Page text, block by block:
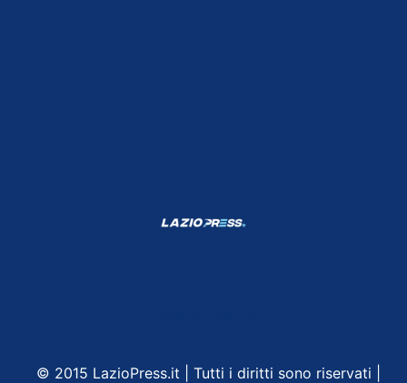
© 2015 LazioPress.it | Tutti i diritti sono riservati |